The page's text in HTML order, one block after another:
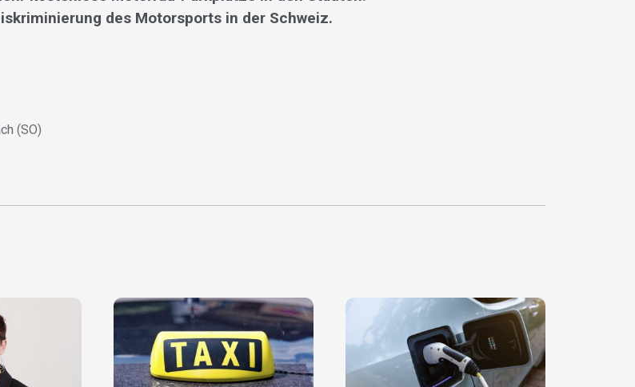
des Motorsports in der Schweiz.
(SO)